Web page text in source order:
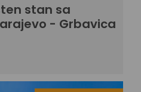
stan sa
- Grbavica